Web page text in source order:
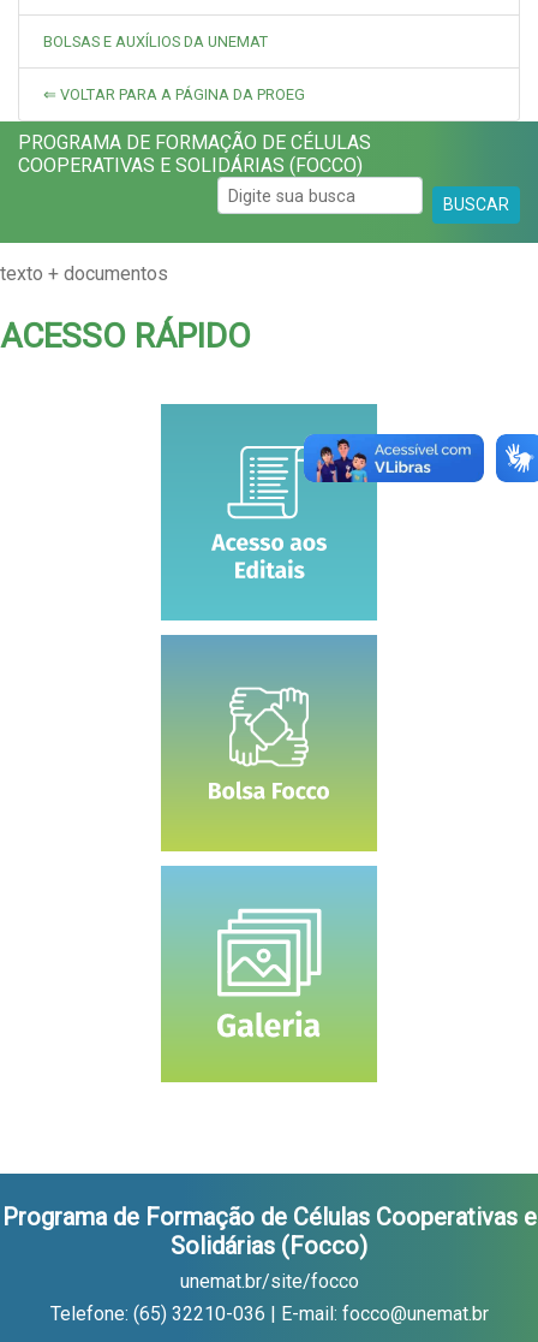
BOLSAS E AUXÍLIOS DA UNEMAT
⇐ VOLTAR PARA A PÁGINA DA PROEG
PROGRAMA DE FORMAÇÃO DE CÉLULAS
COOPERATIVAS E SOLIDÁRIAS (FOCCO)
BUSCAR
texto + documentos
ACESSO RÁPIDO
Programa de Formação de Células Cooperativas e
Solidárias (Focco)
unemat.br/site/focco
Telefone: (65) 32210-036 | E-mail: focco@unemat.br